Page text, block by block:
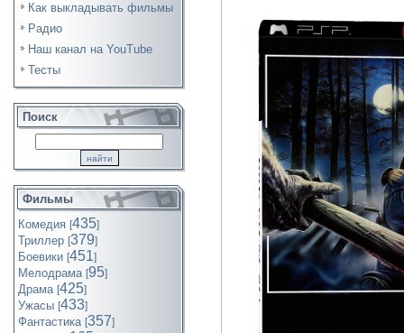
Как выкладывать фильмы
Радио
Наш канал на YouTube
Тесты
Поиск
Фильмы
Комедия [435]
Триллер [379]
Боевики [451]
Мелодрама [95]
Драма [425]
Ужасы [433]
Фантастика [357]